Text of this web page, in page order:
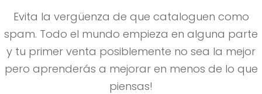
Evita la vergüenza de que cataloguen como
spam. Todo el mundo empieza en alguna parte
y tu primer venta posiblemente no sea la mejor
pero aprenderás a mejorar en menos de lo que
piensas!